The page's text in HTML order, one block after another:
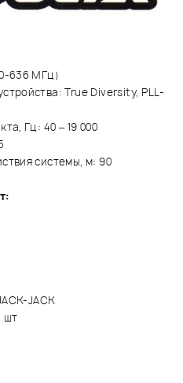
636 МГц)
True Diversity, PLL-
Гц: 40 – 19 000
системы, м: 90
JACK
шт